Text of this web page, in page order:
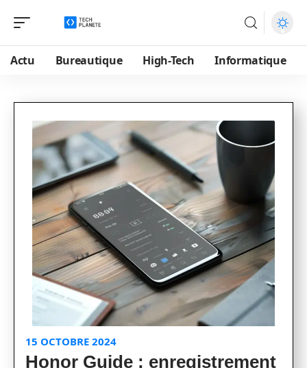
Actu Bureautique High-Tech Informatique
15 OCTOBRE 2024
Honor Guide : enregistrement